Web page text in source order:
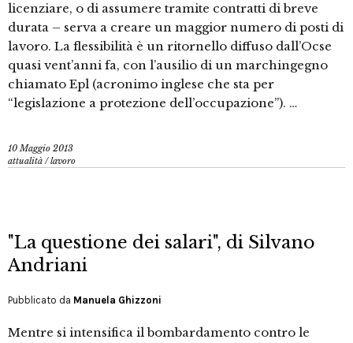
licenziare, o di assumere tramite contratti di breve
durata – serva a creare un maggior numero di posti di
lavoro. La flessibilità è un ritornello diffuso dall’Ocse
quasi vent’anni fa, con l’ausilio di un marchingegno
chiamato Epl (acronimo inglese che sta per
“legislazione a protezione dell’occupazione”). …
10 Maggio 2013
attualità /lavoro
"La questione dei salari", di Silvano
Andriani
Pubblicato da Manuela Ghizzoni
Mentre si intensifica il bombardamento contro le